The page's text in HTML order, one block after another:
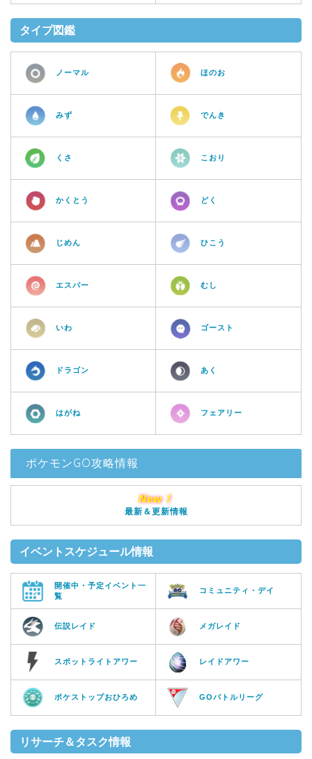
タイプ図鑑
ノーマル ほのお
みず でんき
くさ こおり
かくとう どく
じめん ひこう
エスパー むし
いわ ゴースト
ドラゴン あく
はがね フェアリー
ポケモンGO攻略情報
New！
最新＆更新情報
イベントスケジュール情報
開催中・予定イベント一
覧
コミュニティ・デイ
伝説レイド メガレイド
スポットライトアワー レイドアワー
ポケストップおひろめ GOバトルリーグ
リサーチ＆タスク情報